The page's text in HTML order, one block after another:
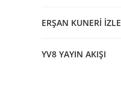
ERŞAN KUNERİ İZLE
YV8 YAYIN AKIŞI